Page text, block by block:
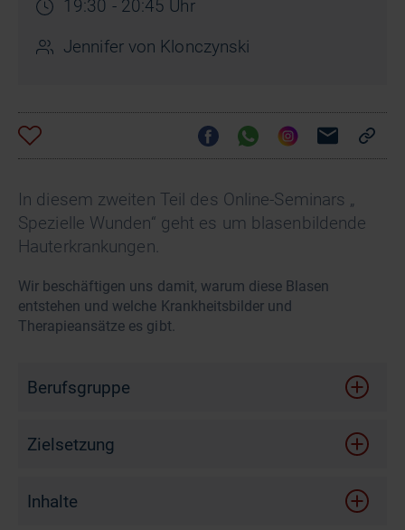
19:30 - 20:45 Uhr
Jennifer von Klonczynski
In diesem zweiten Teil des Online-Seminars „
Spezielle Wunden“ geht es um blasenbildende
Hauterkrankungen.
Wir beschäftigen uns damit, warum diese Blasen
entstehen und welche Krankheitsbilder und
Therapieansätze es gibt.
Berufsgruppe
Zielsetzung
Inhalte